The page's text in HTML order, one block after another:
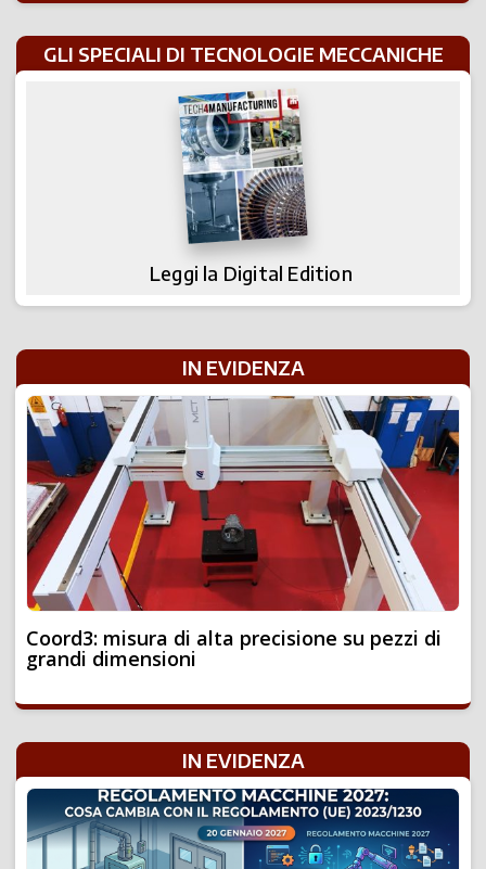
GLI SPECIALI DI TECNOLOGIE MECCANICHE
Leggi la Digital Edition
IN EVIDENZA
Coord3: misura di alta precisione su pezzi di
grandi dimensioni
IN EVIDENZA